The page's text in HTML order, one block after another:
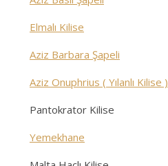
Elmalı Kilise
Aziz Barbara Şapeli
Aziz Onuphrius ( Yılanlı Kilise )
Pantokrator Kilise
Yemekhane